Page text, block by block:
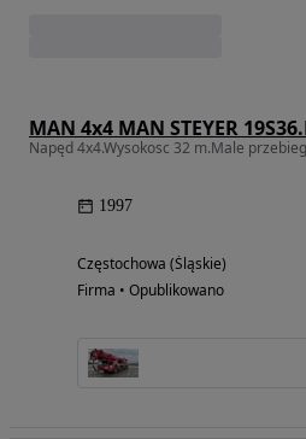
1997
Częstochowa (Śląskie)
Firma • Opublikowano